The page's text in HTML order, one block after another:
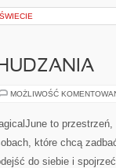
MOŻLIWOŚĆ
to
które chcą
do siebie i